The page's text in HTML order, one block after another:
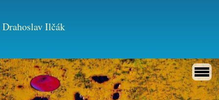
Drahoslav Ilčák